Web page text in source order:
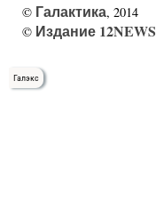
© Галактика, 2014
© Издание 12NEWS
Галэкс